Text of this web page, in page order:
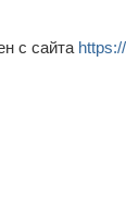
с сайта